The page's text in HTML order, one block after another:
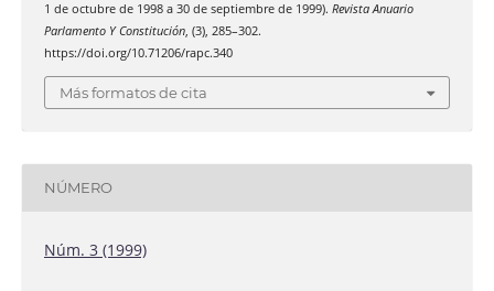
1 de octubre de 1998 a 30 de septiembre de 1999). Revista Anuario
Parlamento Y Constitución, (3), 285–302.
https://doi.org/10.71206/rapc.340
Más formatos de cita
NÚMERO
Núm. 3 (1999)